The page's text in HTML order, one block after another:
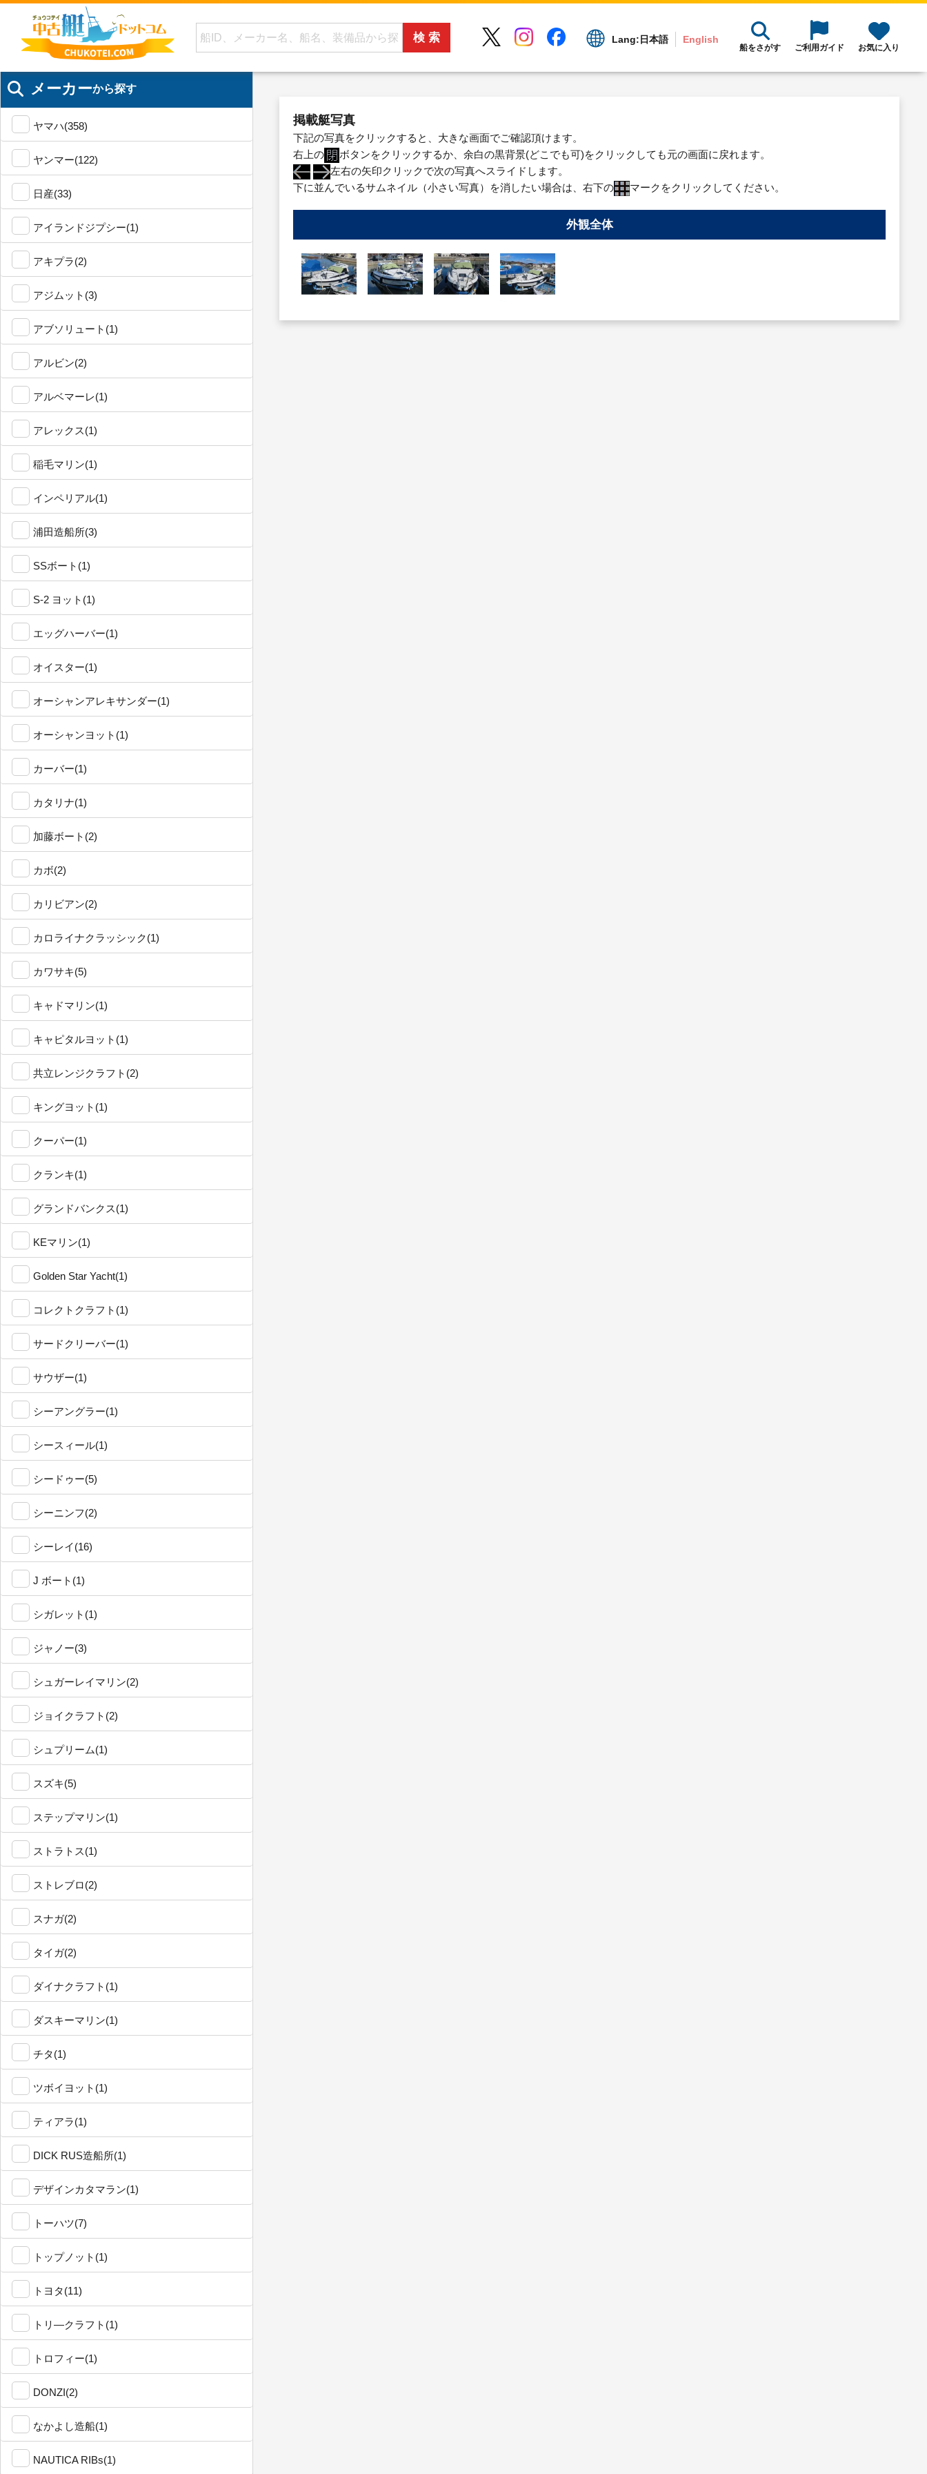
Lang: 日本語 English
船をさがす ご利用ガイド お気に入り
メーカーから探す
ヤマハ(358)
ヤンマー(122)
日産(33)
アイランドジプシー(1)
アキプラ(2)
アジムット(3)
アブソリュート(1)
アルビン(2)
アルベマーレ(1)
アレックス(1)
稲毛マリン(1)
インペリアル(1)
浦田造船所(3)
SSボート(1)
S-2 ヨット(1)
エッグハーバー(1)
オイスター(1)
オーシャンアレキサンダー(1)
オーシャンヨット(1)
カーバー(1)
カタリナ(1)
加藤ボート(2)
カボ(2)
カリビアン(2)
カロライナクラッシック(1)
カワサキ(5)
キャドマリン(1)
キャピタルヨット(1)
共立レンジクラフト(2)
キングヨット(1)
クーパー(1)
クランキ(1)
グランドバンクス(1)
KEマリン(1)
Golden Star Yacht(1)
コレクトクラフト(1)
サードクリーバー(1)
サウザー(1)
シーアングラー(1)
シースィール(1)
シードゥー(5)
シーニンフ(2)
シーレイ(16)
J ボート(1)
シガレット(1)
ジャノー(3)
シュガーレイマリン(2)
ジョイクラフト(2)
シュプリーム(1)
スズキ(5)
ステップマリン(1)
ストラトス(1)
ストレブロ(2)
スナガ(2)
タイガ(2)
ダイナクラフト(1)
ダスキーマリン(1)
チタ(1)
ツボイヨット(1)
ティアラ(1)
DICK RUS造船所(1)
デザインカタマラン(1)
トーハツ(7)
トップノット(1)
トヨタ(11)
トリ―クラフト(1)
トロフィー(1)
DONZI(2)
なかよし造船(1)
NAUTICA RIBs(1)
掲載艇写真
下記の写真をクリックすると、大きな画面でご確認頂けます。
右上の
ボタンをクリックするか、余白の黒背景(どこでも可)をクリックしても元の画面に戻れます。
左右の矢印クリックで次の写真へスライドします。
下に並んでいるサムネイル（小さい写真）を消したい場合は、右下の
マークをクリックしてください。
外観全体